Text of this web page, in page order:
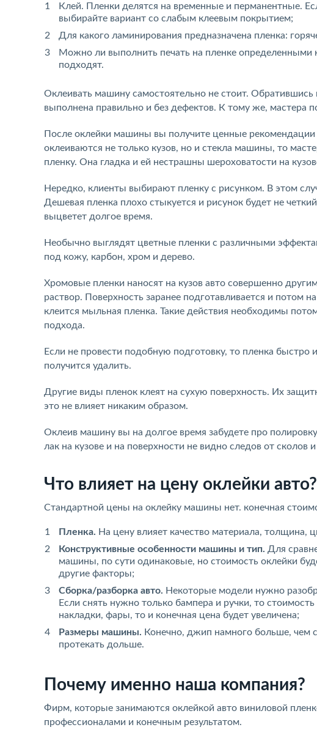
Клей. Пленки делятся на временные и перманентные.
выбирайте вариант со слабым клеевым покрытием;
Для какого ламинирования предназначена пленка:
Можно ли выполнить печать на пленке определенными
подходят.
Оклеивать машину самостоятельно не стоит.
выполнена правильно и без дефектов. К тому же, мастера
После оклейки машины вы получите ценные
оклеиваются не только кузов, но и стекла машины, то
пленку. Она гладка и ей нестрашны шероховатости на
Нередко, клиенты выбирают пленку с рисунком. В этом
Дешевая пленка плохо стыкуется и рисунок будет не
выцветет долгое время.
Необычно выглядят цветные пленки с различными
под кожу, карбон, хром и дерево.
Хромовые пленки наносят на кузов авто совершенно
раствор. Поверхность заранее подготавливается и потом
клеится мыльная пленка. Такие действия необходимы
подхода.
Если не провести подобную подготовку, то пленка быстро
получится удалить.
Другие виды пленок клеят на сухую поверхность. Их
это не влияет никаким образом.
Оклеив машину вы на долгое время забудете про
лак на кузове и на поверхности не видно следов от сколов
Что влияет на цену оклейки авто?
Стандартной цены на оклейку машины нет. конечная
Пленка. На цену влияет качество материала, толщина,
Конструктивные особенности машины и тип. Для
машины, по сути одинаковые, но стоимость оклейки
другие факторы;
Сборка/разборка авто. Некоторые модели нужно
Если снять нужно только бампера и ручки, то
накладки, фары, то и конечная цена будет увеличена;
Размеры машины. Конечно, джип намного больше, чем
протекать дольше.
Почему именно наша компания?
Фирм, которые занимаются оклейкой авто виниловой
профессионалами и конечным результатом.